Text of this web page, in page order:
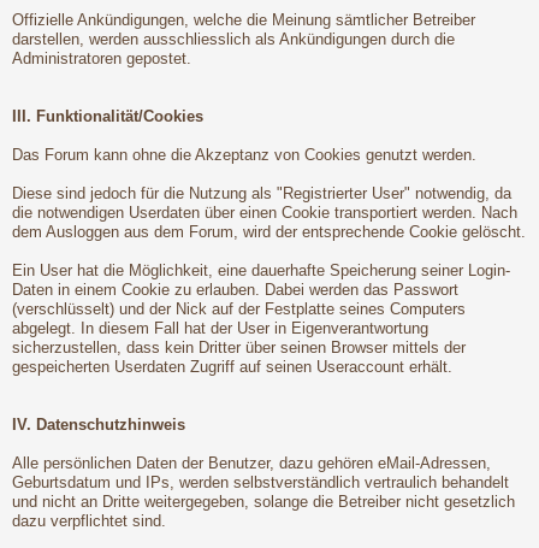
Offizielle Ankündigungen, welche die Meinung sämtlicher Betreiber
darstellen, werden ausschliesslich als Ankündigungen durch die
Administratoren gepostet.
III. Funktionalität/Cookies
Das Forum kann ohne die Akzeptanz von Cookies genutzt werden.
Diese sind jedoch für die Nutzung als "Registrierter User" notwendig, da
die notwendigen Userdaten über einen Cookie transportiert werden. Nach
dem Ausloggen aus dem Forum, wird der entsprechende Cookie gelöscht.
Ein User hat die Möglichkeit, eine dauerhafte Speicherung seiner Login-
Daten in einem Cookie zu erlauben. Dabei werden das Passwort
(verschlüsselt) und der Nick auf der Festplatte seines Computers
abgelegt. In diesem Fall hat der User in Eigenverantwortung
sicherzustellen, dass kein Dritter über seinen Browser mittels der
gespeicherten Userdaten Zugriff auf seinen Useraccount erhält.
IV. Datenschutzhinweis
Alle persönlichen Daten der Benutzer, dazu gehören eMail-Adressen,
Geburtsdatum und IPs, werden selbstverständlich vertraulich behandelt
und nicht an Dritte weitergegeben, solange die Betreiber nicht gesetzlich
dazu verpflichtet sind.